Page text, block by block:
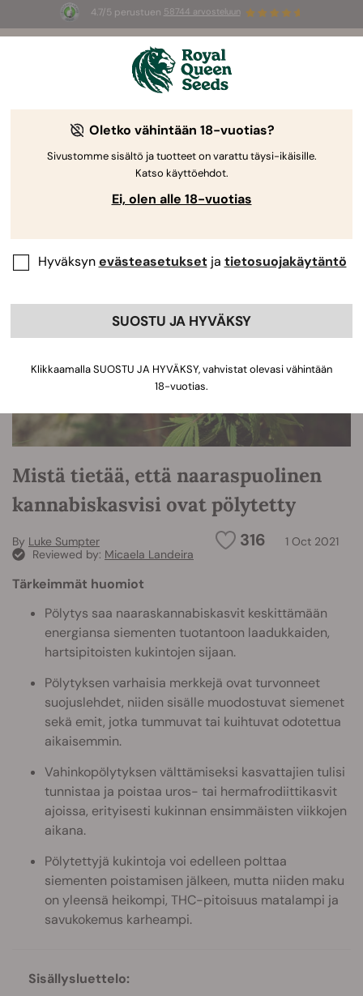
4.7/5 perustuen 58744 arvosteluun
Summer Sales: jopa –50 %
valikoiduista tuotteista! ⏤
Kannabiksen kasvatusopas Royal Queen Seedsiltä
Kasvatusopas Aihehaku
Mistä tietää, että naaraspuolinen
kannabiskasvisi ovat pölytetty
316 1 Oct 2021
By Luke Sumpter
Reviewed by: Micaela Landeira
Tärkeimmät huomiot
Pölytys saa naaraskannabiskasvit keskittämään
energiansa siementen tuotantoon laadukkaiden,
hartsipitoisten kukintojen sijaan.
Pölytyksen varhaisia merkkejä ovat turvonneet
suojuslehdet, niiden sisälle muodostuvat siemenet
sekä emit, jotka tummuvat tai kuihtuvat odotettua
aikaisemmin.
Vahinkopölytyksen välttämiseksi kasvattajien tulisi
tunnistaa ja poistaa uros- tai hermafrodiittikasvit
ajoissa, erityisesti kukinnan ensimmäisten viikkojen
aikana.
Pölytettyjä kukintoja voi edelleen polttaa
siementen poistamisen jälkeen, mutta niiden maku
on yleensä heikompi, THC-pitoisuus matalampi ja
savukokemus karheampi.
Sisällysluettelo:
Oletko vähintään 18-vuotias?
Sivustomme sisältö ja tuotteet on varattu täysi-ikäisille.
Katso käyttöehdot.
Ei, olen alle 18-vuotias
Hyväksynevästeasetuksetja tietosuojakäytäntö
SUOSTU JA HYVÄKSY
Klikkaamalla SUOSTU JA HYVÄKSY, vahvistat olevasi vähintään
18-vuotias.